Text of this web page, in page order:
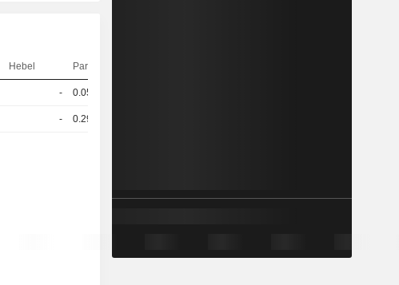
Hebel Parität
- 0.057
- 0.299